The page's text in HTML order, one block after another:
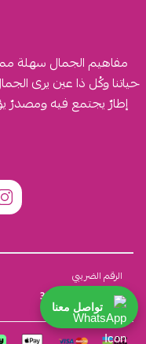
مفاهيم الجمال سهلة
حياتنا وكُل ذا عين يرى
إطارٌ يجتمع فيه ومصدرٌ
الرقم الضريبي
310555259800003
تواصل معنا